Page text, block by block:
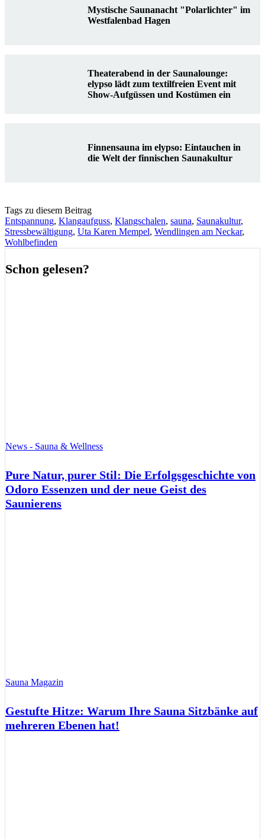
Mystische Saunanacht "Polarlichter" im
Westfalenbad Hagen
Theaterabend in der Saunalounge:
elypso lädt zum textilfreien Event mit
Show-Aufgüssen und Kostümen ein
Finnensauna im elypso: Eintauchen in
die Welt der finnischen Saunakultur
Tags zu diesem Beitrag
Entspannung, Klangaufguss, Klangschalen, sauna, Saunakultur,
Stressbewältigung, Uta Karen Mempel, Wendlingen am Neckar,
Wohlbefinden
Schon gelesen?
News - Sauna & Wellness
Pure Natur, purer Stil: Die Erfolgsgeschichte von
Odoro Essenzen und der neue Geist des
Saunierens
Sauna Magazin
Gestufte Hitze: Warum Ihre Sauna Sitzbänke auf
mehreren Ebenen hat!